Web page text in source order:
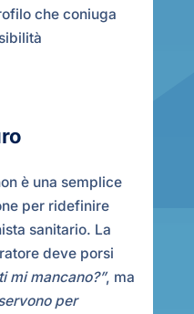
che coniuga
è una semplice
per ridefinire
sanitario. La
deve porsi
mi mancano?”, ma
per